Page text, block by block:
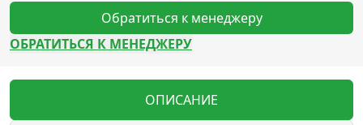
Обратиться к менеджеру
ОБРАТИТЬСЯ К МЕНЕДЖЕРУ
ОПИСАНИЕ